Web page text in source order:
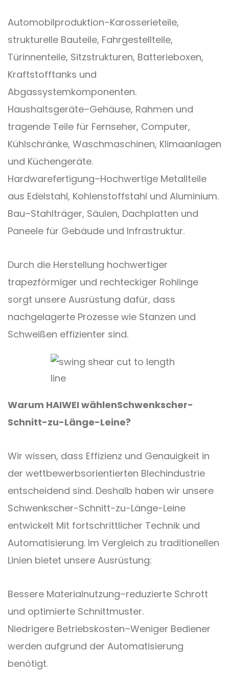
Automobilproduktion–Karosserieteile,
strukturelle Bauteile, Fahrgestellteile,
Türinnenteile, Sitzstrukturen, Batterieboxen,
Kraftstofftanks und
Abgassystemkomponenten.
Haushaltsgeräte–Gehäuse, Rahmen und
tragende Teile für Fernseher, Computer,
Kühlschränke, Waschmaschinen, Klimaanlagen
und Küchengeräte.
Hardwarefertigung–Hochwertige Metallteile
aus Edelstahl, Kohlenstoffstahl und Aluminium.
Bau–Stahlträger, Säulen, Dachplatten und
Paneele für Gebäude und Infrastruktur.
Durch die Herstellung hochwertiger
trapezförmiger und rechteckiger Rohlinge
sorgt unsere Ausrüstung dafür, dass
nachgelagerte Prozesse wie Stanzen und
Schweißen effizienter sind.
Warum HAIWEI wählenSchwenkscher-
Schnitt-zu-Länge-Leine?
Wir wissen, dass Effizienz und Genauigkeit in
der wettbewerbsorientierten Blechindustrie
entscheidend sind. Deshalb haben wir unsere
Schwenkscher-Schnitt-zu-Länge-Leine
entwickelt Mit fortschrittlicher Technik und
Automatisierung. Im Vergleich zu traditionellen
Linien bietet unsere Ausrüstung:
Bessere Materialnutzung–reduzierte Schrott
und optimierte Schnittmuster.
Niedrigere Betriebskosten–Weniger Bediener
werden aufgrund der Automatisierung
benötigt.